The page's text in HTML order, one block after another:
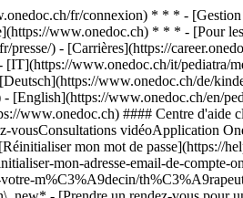
fr/connexion) * * * - [Gestion
www.onedoc.ch) * * * - [Pour
) - [Carrières](https://
www.onedoc.ch/it/pediatra/
www.onedoc.ch/de/
[English](https://www.onedoc.ch/en/
www.onedoc.ch) #### Centre d'aide
vousConsultations vidéoApplication
mon mot de passe](https://
mon-adresse-email-de-compte-
m%C3%A9decin/